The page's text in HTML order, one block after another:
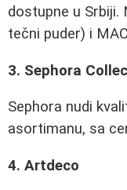
dostupne u Srbiji.
tečni puder) i
3. Sephora
Sephora nudi
asortimanu, sa
4. Artdeco